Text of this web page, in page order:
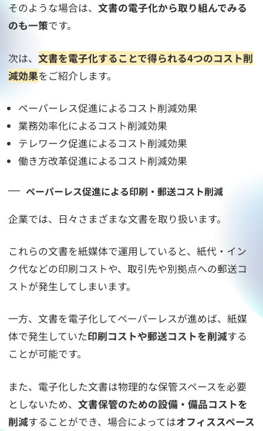
そのような場合は、 文書の電子化から取り組んでみる
のも一策です。
次は、 文書を電子化することで得られる4つのコスト削
減効果をご紹介します。
ペーパーレス促進によるコスト削減効果
業務効率化によるコスト削減効果
テレワーク促進によるコスト削減効果
働き方改革促進によるコスト削減効果
ペーパーレス促進による印刷・郵送コスト削減
企業では、日々さまざまな文書を取り扱います。
これらの文書を紙媒体で運用していると、紙代・イン
ク代などの印刷コストや、取引先や別拠点への郵送コ
ストが発生してしまいます。
一方、文書を電子化してペーパーレスが進めば、紙媒
体で発生していた印刷コストや郵送コストを削減する
ことが可能です。
また、電子化した文書は物理的な保管スペースを必要
としないため、 文書保管のための設備・備品コストを
削減することができ、場合によってはオフィススペース